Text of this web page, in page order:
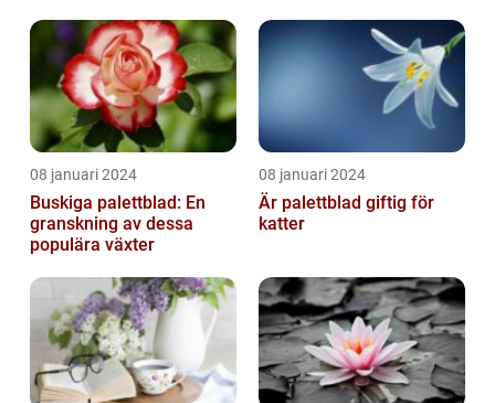
08 januari 2024
Buskiga palettblad: En
granskning av dessa
populära växter
08 januari 2024
Är palettblad giftig för
katter